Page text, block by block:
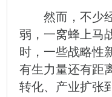
然而，不少经
弱，一窝蜂上马
时，一些战略性
有生力量还有距
转化、产业扩张